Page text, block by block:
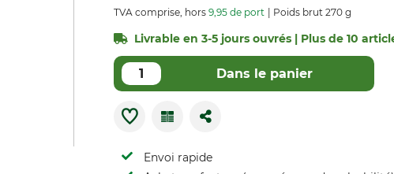
TVA comprise, hors 9,95 de port Poids brut 270 g
Livrable en 3-5 jours ouvrés | Plus de 10
Dans le panier
Envoi rapide